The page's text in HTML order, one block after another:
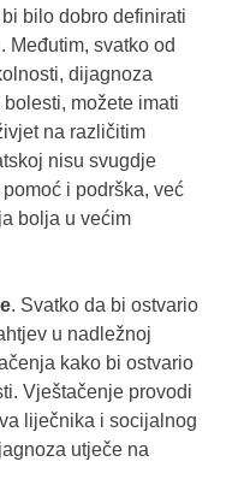
bilo dobro definirati
. Međutim, svatko od
dijagnoza
možete imati
na različitim
nisu svugdje
i podrška, već
bolja u većim
. Svatko da bi ostvario
u nadležnoj
kako bi ostvario
Vještačenje provodi
liječnika i socijalnog
utječe na